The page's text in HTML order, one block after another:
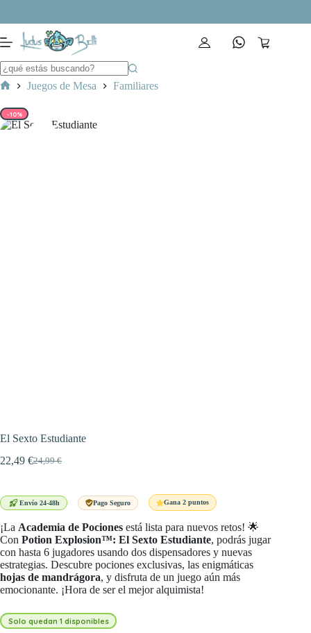
contenido
Carro
Juegos de Mesa Familiares
-10%
El Sexto Estudiante
24,99€
El
era:
22,49 €El
es:
Envío 24-48h Pago Seguro Gana 2 puntos
¡La Academia de Pociones está lista para nuevos retos! 🌟
Con Potion Explosion™: El Sexto Estudiante, podrás jugar
con hasta 6 jugadores usando dos dispensadores y nuevas
estrategias. Descubre pociones exclusivas, las enigmáticas
hojas de mandrágora, y disfruta de un juego aún más
emocionante. ¡Hora de ser el mejor alquimista!
Solo quedan 1 disponibles